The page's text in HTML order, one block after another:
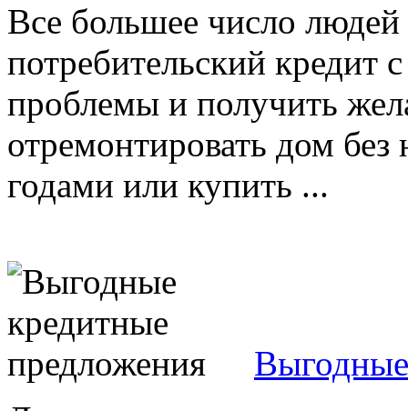
Все большее число людей
потребительский кредит
проблемы и получить
отремонтировать дом без
годами или купить ...